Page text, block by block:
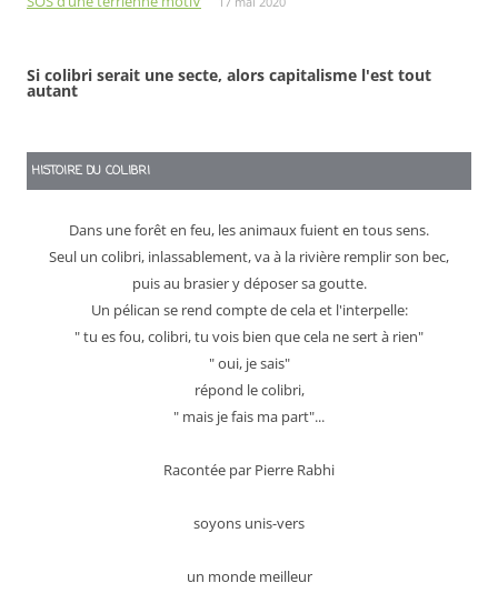
Si colibri serait une secte, alors capitalisme l'est tout
autant
HISTOIRE DU COLIBRI
Dans une forêt en feu, les animaux fuient en tous sens.
Seul un colibri, inlassablement, va à la rivière remplir son bec,
puis au brasier y déposer sa goutte.
Un pélican se rend compte de cela et l'interpelle:
" tu es fou, colibri, tu vois bien que cela ne sert à rien"
" oui, je sais"
répond le colibri,
" mais je fais ma part"...
Racontée par Pierre Rabhi
soyons unis-vers
un monde meilleur